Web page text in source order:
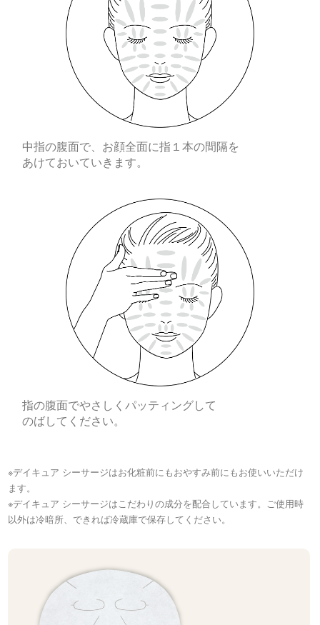
中指の腹面で、お顔全面に指１本の間隔を
あけておいていきます。
指の腹面でやさしくパッティングして
のばしてください。
※デイキュア シーサージはお化粧前にもおやすみ前にもお使いいただけ
ます。
※デイキュア シーサージはこだわりの成分を配合しています。ご使用時
以外は冷暗所、できれば冷蔵庫で保存してください。